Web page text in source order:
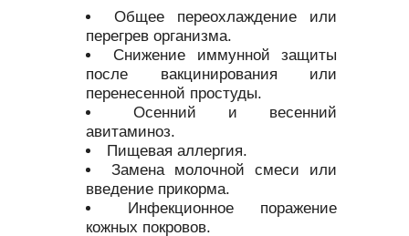
Общее переохлаждение или
перегрев организма.
Снижение иммунной защиты
после вакцинирования или
перенесенной простуды.
Осенний и весенний
авитаминоз.
Пищевая аллергия.
Замена молочной смеси или
введение прикорма.
Инфекционное поражение
кожных покровов.